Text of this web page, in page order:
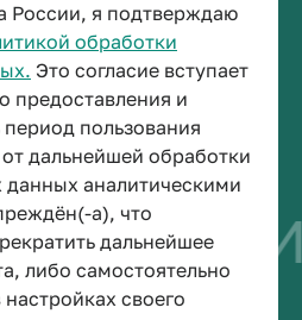
России, я подтверждаю
обработки
Это согласие вступает
предоставления и
период пользования
дальнейшей обработки
аналитическими
а), что
дальнейшее
либо самостоятельно
своего
Павших Борцов, зд. 1,
(перерыв с 12.30 до 13.00)